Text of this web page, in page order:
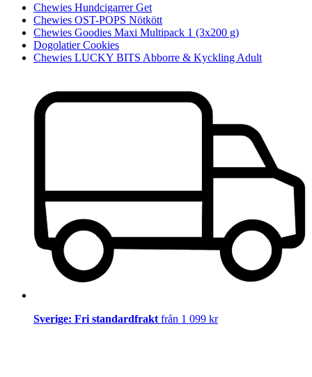
Chewies Hundcigarrer Get
Chewies OST-POPS Nötkött
Chewies Goodies Maxi Multipack 1 (3x200 g)
Dogolatier Cookies
Chewies LUCKY BITS Abborre & Kyckling Adult
Sverige: Fri standardfrakt från 1 099 kr